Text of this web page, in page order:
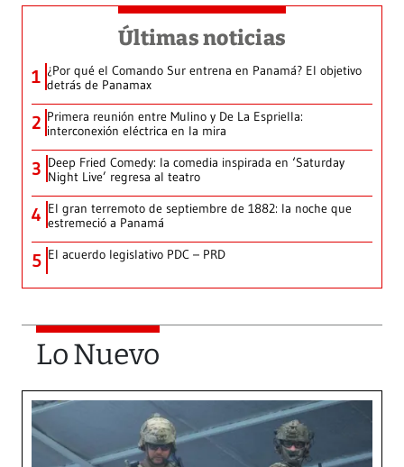
Últimas noticias
1 ¿Por qué el Comando Sur entrena en Panamá? El objetivo
detrás de Panamax
2 Primera reunión entre Mulino y De La Espriella:
interconexión eléctrica en la mira
3 Deep Fried Comedy: la comedia inspirada en ‘Saturday
Night Live’ regresa al teatro
4 El gran terremoto de septiembre de 1882: la noche que
estremeció a Panamá
5 El acuerdo legislativo PDC – PRD
Lo Nuevo